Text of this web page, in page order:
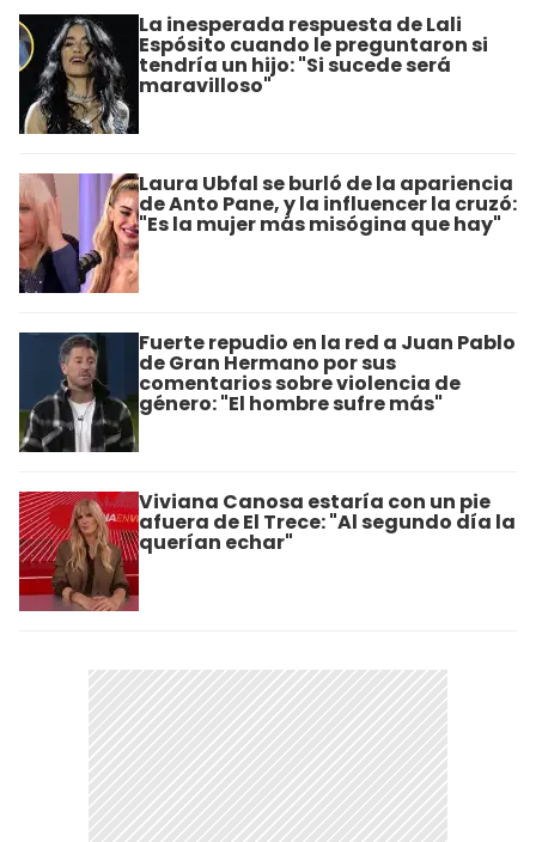
La inesperada respuesta de Lali
Espósito cuando le preguntaron si
tendría un hijo: "Si sucede será
maravilloso"
Laura Ubfal se burló de la apariencia
de Anto Pane, y la influencer la cruzó:
"Es la mujer más misógina que hay"
Fuerte repudio en la red a Juan Pablo
de Gran Hermano por sus
comentarios sobre violencia de
género: "El hombre sufre más"
Viviana Canosa estaría con un pie
afuera de El Trece: "Al segundo día la
querían echar"